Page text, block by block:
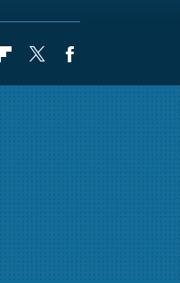
Flipboard
Twitter